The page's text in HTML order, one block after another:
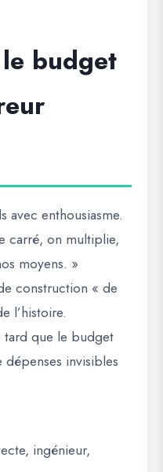
budget
avec enthousiasme.
carré, on multiplie,
moyens. »
construction « de
l’histoire.
que le budget
invisibles
ingénieur,